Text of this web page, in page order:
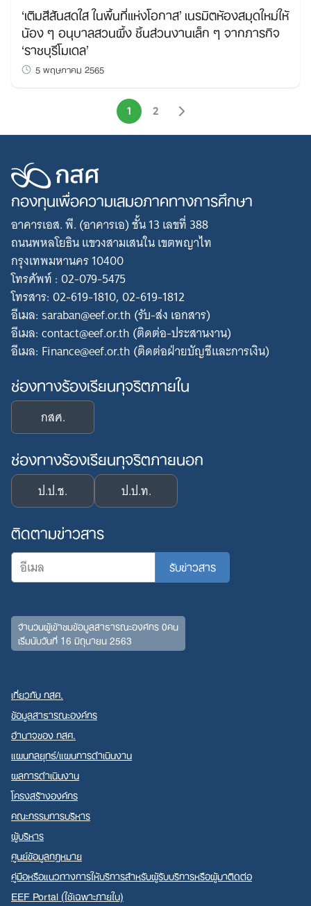
‘เติมสีสันสดใส ในพื้นที่แห่งโอกาส’ เนรมิตห้องสมุดใหม่ให้
น้อง ๆ อนุบาลสวนผึ้ง ชิ้นส่วนงานเล็ก ๆ จากภารกิจ
‘ราชบุรีโมเดล’
5 พฤษภาคม 2565
1 2
กองทุนเพื่อความเสมอภาคทางการศึกษา
อาคารเอส. พี. (อาคารเอ) ชั้น 13 เลขที่ 388
ถนนพหลโยธิน แขวงสามเสนใน เขตพญาไท
กรุงเทพมหานคร 10400
โทรศัพท์ : 02-079-5475
โทรสาร: 02-619-1810, 02-619-1812
อีเมล: saraban@eef.or.th (รับ-ส่ง เอกสาร)
อีเมล: contact@eef.or.th (ติดต่อ-ประสานงาน)
อีเมล: Finance@eef.or.th (ติดต่อฝ่ายบัญชีและการเงิน)
ช่องทางร้องเรียนทุจริตภายใน
กสศ.
ช่องทางร้องเรียนทุจริตภายนอก
ป.ป.ช. ป.ป.ท.
ติดตามข่าวสาร
จำนวนผู้เข้าชมข้อมูลสาธารณะองค์กร 0คน
เริ่มนับวันที่ 16 มิถุนายน 2563
เกี่ยวกับ กสศ.
ข้อมูลสาธารณะองค์กร
อำนาจของ กสศ.
แผนกลยุทธ์/แผนการดำเนินงาน
ผลการดำเนินงาน
โครงสร้างองค์กร
คณะกรรมการบริหาร
ผู้บริหาร
ศูนย์ข้อมูลกฎหมาย
คู่มือหรือแนวทางการให้บริการสำหรับผู้รับบริการหรือผู้มาติดต่อ
EEF Portal (ใช้เฉพาะภายใน)